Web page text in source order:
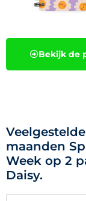
Bekijk de
maanden
Week op 2
Daisy.